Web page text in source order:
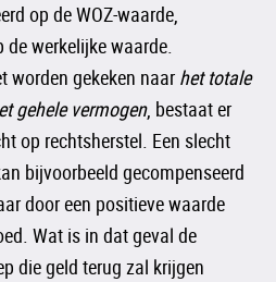
op de WOZ-waarde,
werkelijke waarde.
worden gekeken naar het totale
gehele vermogen, bestaat er
op rechtsherstel. Een slecht
bijvoorbeeld gecompenseerd
door een positieve waarde
Wat is in dat geval de
die geld terug zal krijgen